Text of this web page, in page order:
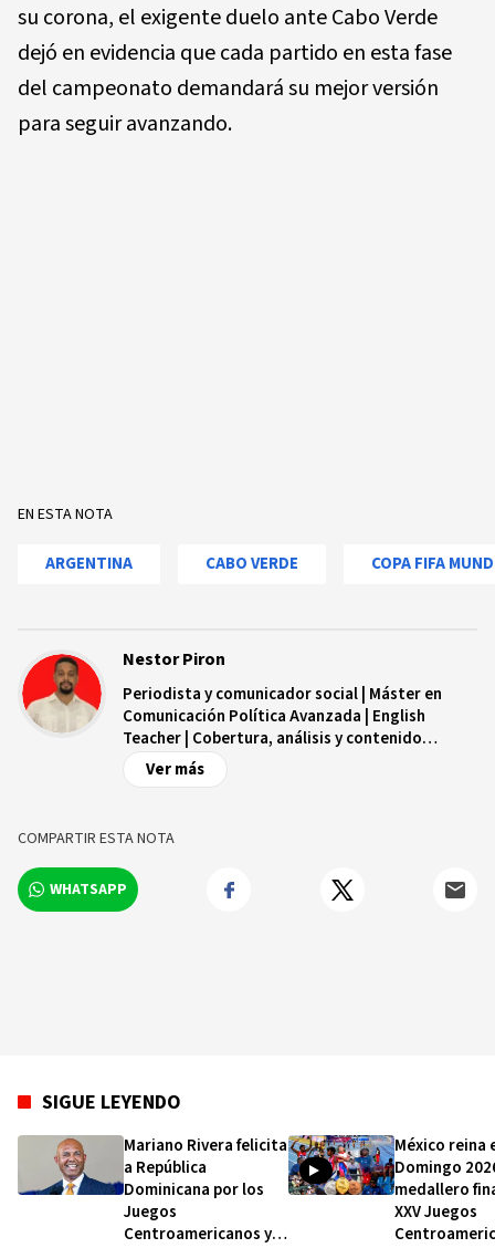
su corona, el exigente duelo ante Cabo Verde
dejó en evidencia que cada partido en esta fase
del campeonato demandará su mejor versión
para seguir avanzando.
EN ESTA NOTA
ARGENTINA CABO VERDE COPA FIFA
Nestor Piron
Periodista y comunicador social | Máster en
Comunicación Política Avanzada | English
Teacher | Cobertura, análisis y contenido
digital.
Ver más
COMPARTIR ESTA NOTA
WHATSAPP
SIGUE LEYENDO
Mariano Rivera felicita
a República
Dominicana por los
Juegos
Centroamericanos y
México reina
Domingo
medallero
XXV Juegos